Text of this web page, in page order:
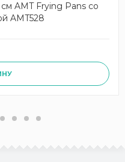
AMT Frying Pans со
AMT528